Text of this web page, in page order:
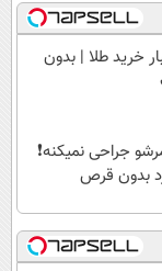
خرید طلا | بدون
جراحی نمیکنه❗
بدون قرص